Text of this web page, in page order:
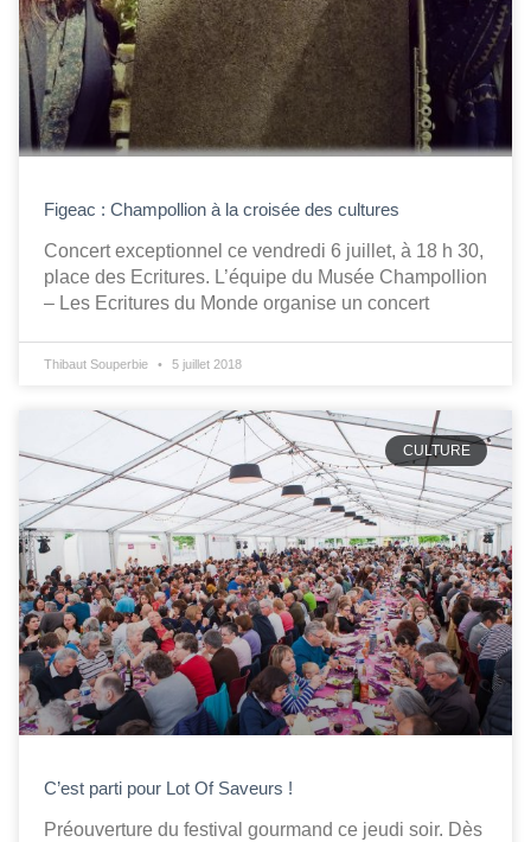
Figeac : Champollion à la croisée des cultures
Concert exceptionnel ce vendredi 6 juillet, à 18 h 30,
place des Ecritures. L’équipe du Musée Champollion
– Les Ecritures du Monde organise un concert
Thibaut Souperbie 5 juillet 2018
CULTURE
C’est parti pour Lot Of Saveurs !
Préouverture du festival gourmand ce jeudi soir. Dès